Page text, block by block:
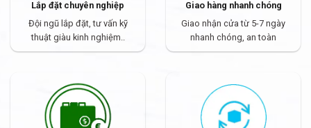
Lắp đặt chuyên nghiệp
Đội ngũ lắp đặt, tư vấn kỹ
thuật giàu kinh nghiệm..
Giao hàng nhanh chóng
Giao nhận cửa từ 5-7 ngày
nhanh chóng, an toàn